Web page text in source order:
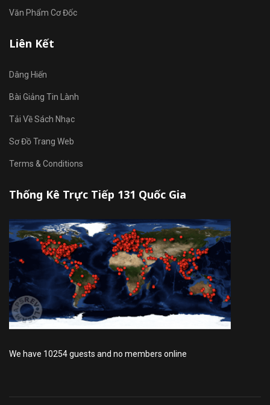
Văn Phẩm Cơ Đốc
Liên Kết
Dâng Hiến
Bài Giảng Tin Lành
Tải Về Sách Nhạc
Sơ Đồ Trang Web
Terms & Conditions
Thống Kê Trực Tiếp 131 Quốc Gia
We have 10254 guests and no members online